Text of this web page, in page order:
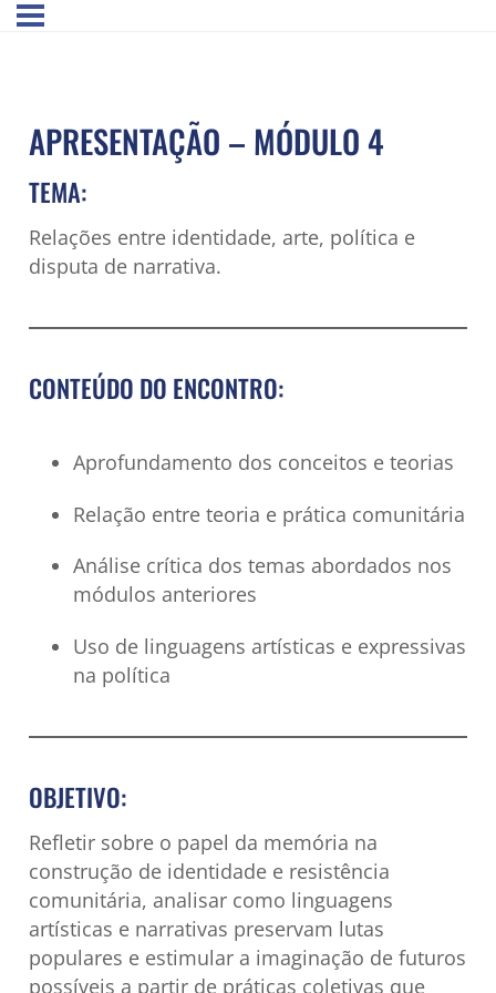
APRESENTAÇÃO – MÓDULO 4
TEMA:
Relações entre identidade, arte, política e
disputa de narrativa.
CONTEÚDO DO ENCONTRO:
Aprofundamento dos conceitos e teorias
Relação entre teoria e prática comunitária
Análise crítica dos temas abordados nos
módulos anteriores
Uso de linguagens artísticas e expressivas
na política
OBJETIVO:
Refletir sobre o papel da memória na
construção de identidade e resistência
comunitária, analisar como linguagens
artísticas e narrativas preservam lutas
populares e estimular a imaginação de futuros
possíveis a partir de práticas coletivas que